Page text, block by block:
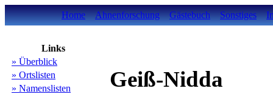
Home Ahnenforschung Gästebuch Sonstiges
Links
» Überblick
» Ortslisten
» Namenslisten
Geiß-Nidda